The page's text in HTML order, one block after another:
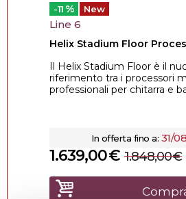
-11 % New
Line 6
Helix Stadium Floor
Il Helix Stadium Floor è il
riferimento tra i processori
professionali per chitarra e
In offerta fino a: 31/
€
1.639,00 €
1.848,00